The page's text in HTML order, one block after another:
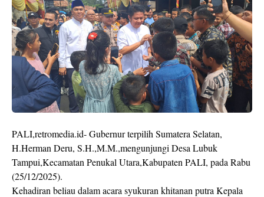
PALI,retromedia.id- Gubernur terpilih Sumatera Selatan,
H.Herman Deru, S.H.,M.M.,mengunjungi Desa Lubuk
Tampui,Kecamatan Penukal Utara,Kabupaten PALI, pada Rabu
(25/12/2025).
Kehadiran beliau dalam acara syukuran khitanan putra Kepala